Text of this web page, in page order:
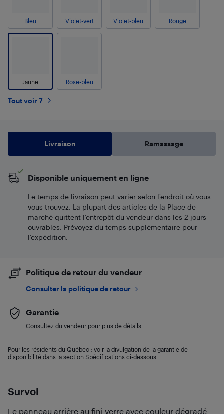
Survol
Le panneau arrière au fini verre avec couleur dégradé
Bleu Violet-vert Violet-bleu Rouge
Jaune Rose-bleu
Tout voir 7
Livraison Ramassage
Disponible uniquement en ligne
Le temps de livraison peut varier selon l'endroit où vous
vous trouvez. La plupart des articles de la Place de
marché quittent l’entrepôt du vendeur dans les 2 jours
ouvrables. Prévoyez du temps supplémentaire pour
l’expédition.
Politique de retour du vendeur
Consulter la politique de retour
Garantie
Consultez du vendeur pour plus de détails.
Pour les résidents du Québec : voir la divulgation de la garantie de
disponibilité dans la section Spécifications ci-dessous.